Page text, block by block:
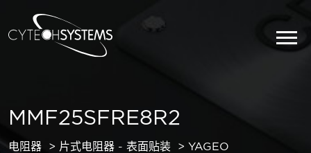
MMF25SFRE8R2
电阻器 片式电阻器 - 表面贴装 YAGEO